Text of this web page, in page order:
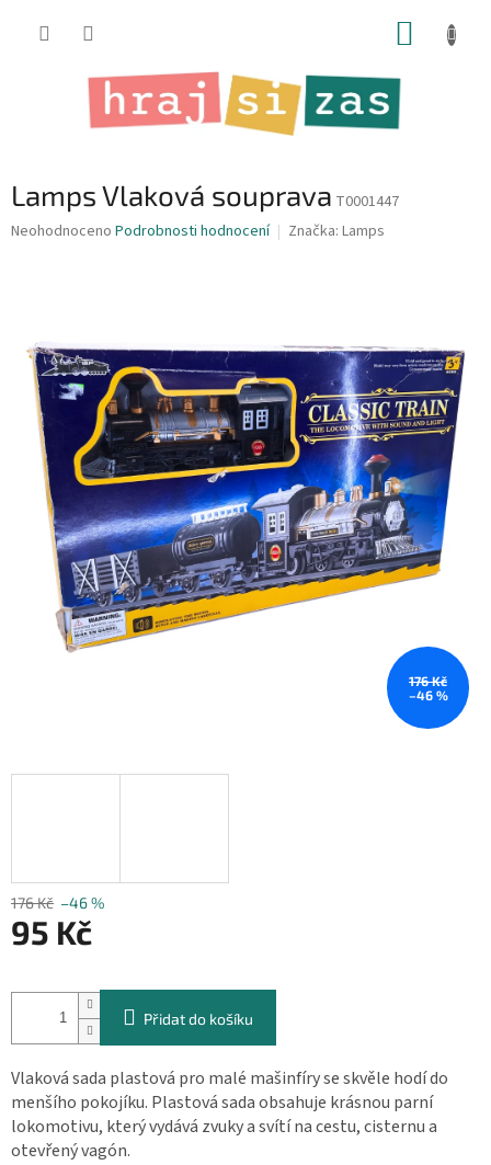
Lamps Vlaková souprava T0001447
Průměrné
hvězdiček.
Neohodnoceno Podrobnosti hodnocení Značka: Lamps
176 Kč
–46 %
176 Kč –46 %
95 Kč
cena:
Přidat do košíku
Vlaková sada plastová pro malé mašinfíry se skvěle hodí do
menšího pokojíku. Plastová sada obsahuje krásnou parní
lokomotivu, který vydává zvuky a svítí na cestu, cisternu a
otevřený vagón.